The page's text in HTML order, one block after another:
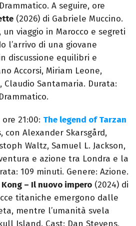
A seguire, ore
(2026) di Gabriele Muccino.
viaggio in Marocco e segreti
l’arrivo di una giovane
discussione equilibri e
Accorsi, Miriam Leone,
Claudio Santamaria. Durata:
ore 21:00: The legend of Tarzan
con Alexander Skarsgård,
Waltz, Samuel L. Jackson,
e azione tra Londra e la
109 minuti. Genere: Azione.
– Il nuovo impero (2024) di
titaniche emergono dalle
mentre l’umanità svela
Island. Cast: Dan Stevens,